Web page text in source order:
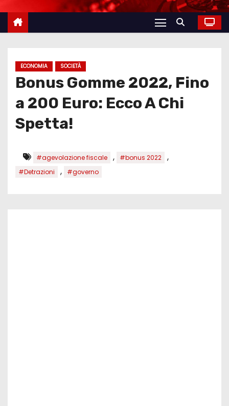
ECONOMIA SOCIETÀ
Bonus Gomme 2022, Fino
a 200 Euro: Ecco A Chi
Spetta!
#agevolazione fiscale , #bonus 2022 ,
#Detrazioni , #governo